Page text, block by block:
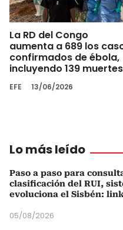
La RD del Congo
aumenta a 689 los
confirmados de ébola,
incluyendo 139 muertes
EFE 13/06/2026
Lo más leído
Paso a paso para
clasificación del RUI,
evoluciona el Sisbén:
05/08/2026